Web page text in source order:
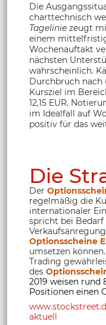
Die
charttechnisch
Tagelinie zeugt
einem
Wochenauftakt
nächsten
wahrscheinlich.
Durchbruch nach
Kursziel im
12,15 EUR.
im Idealfall auf
positiv für das
Die
Der
regelmäßig die
internationaler
spricht bei
Optionsscheine
umsetzen
Trading
des
2019 weisen rund
Positionen einen
aktuell